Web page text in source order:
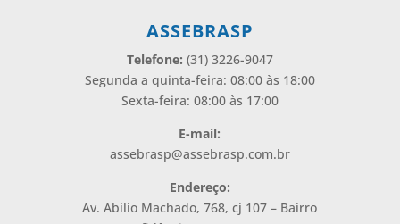
ASSEBRASP
Telefone: (31) 3226-9047
Segunda a quinta-feira: 08:00 às 18:00
Sexta-feira: 08:00 às 17:00
E-mail:
assebrasp@assebrasp.com.br
Endereço:
Av. Abílio Machado, 768, cj 107 – Bairro